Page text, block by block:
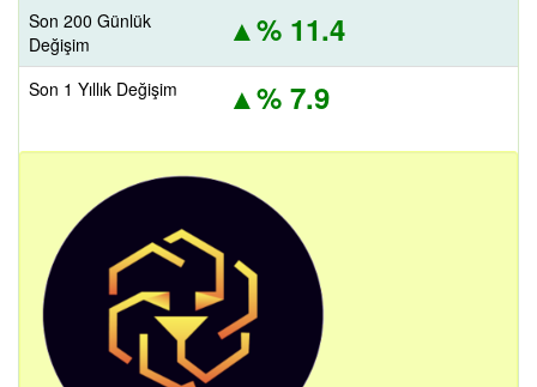
Son 200 Günlük
Değişim
% 11.4
Son 1 Yıllık Değişim % 7.9